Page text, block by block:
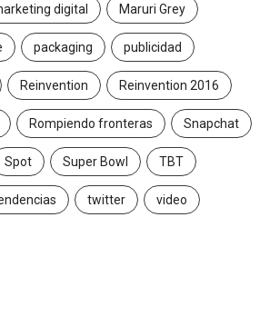
digital Maruri Grey
packaging publicidad
Reinvention Reinvention 2016
Rompiendo fronteras Snapchat
Spot Super Bowl TBT
twitter video